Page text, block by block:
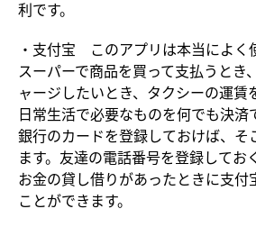
利です。
・支付宝 このアプリは本当によく
スーパーで商品を買って支払うとき
ャージしたいとき、タクシーの運賃
日常生活で必要なものを何でも決済
銀行のカードを登録しておけば、そ
ます。友達の電話番号を登録してお
お金の貸し借りがあったときに支付
ことができます。